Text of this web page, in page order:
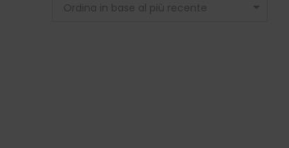
Ordina in base al più recente